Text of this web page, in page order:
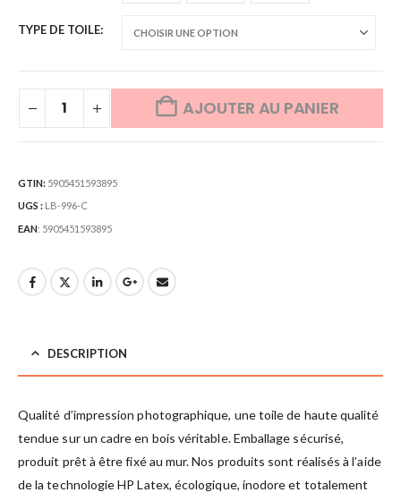
TYPE DE TOILE
AJOUTER AU PANIER
GTIN: 5905451593895
UGS : LB-996-C
EAN: 5905451593895
DESCRIPTION
Qualité d’impression photographique, une toile de haute qualité
tendue sur un cadre en bois véritable. Emballage sécurisé,
produit prêt à être fixé au mur. Nos produits sont réalisés à l’aide
de la technologie HP Latex, écologique, inodore et totalement